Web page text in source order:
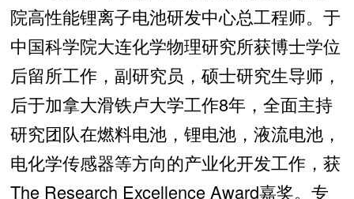
院高性能锂离子电池研发中心总工程师。于
中国科学院大连化学物理研究所获博士学位
后留所工作，副研究员，硕士研究生导师，
后于加拿大滑铁卢大学工作8年，全面主持
研究团队在燃料电池，锂电池，液流电池，
电化学传感器等方向的产业化开发工作，获
The Research Excellence Award嘉奖。专